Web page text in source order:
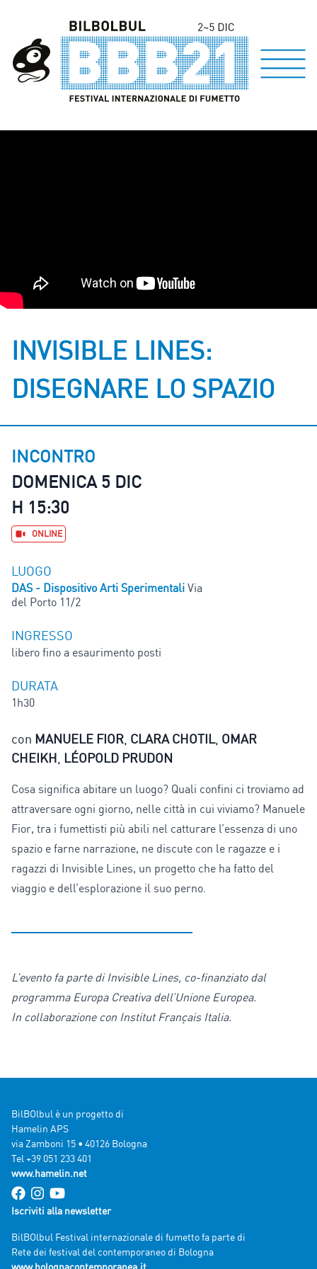
INVISIBLE LINES:
DISEGNARE LO SPAZIO
INCONTRO
DOMENICA 5 DIC
H 15:30
ONLINE
LUOGO
DAS - Dispositivo Arti Sperimentali Via
del Porto 11/2
INGRESSO
libero fino a esaurimento posti
DURATA
1h30
con MANUELE FIOR CLARA CHOTIL, OMAR
CHEIKH LÉOPOLD PRUDON
Cosa significa abitare un luogo? Quali confini ci troviamo ad
attraversare ogni giorno, nelle città in cui viviamo? Manuele
Fior, tra i fumettisti più abili nel catturare l’essenza di uno
spazio e farne narrazione, ne discute con le ragazze e i
ragazzi di Invisible Lines, un progetto che ha fatto del
viaggio e dell’esplorazione il suo perno.
L’evento fa parte di Invisible Lines, co-finanziato dal
programma Europa Creativa dell’Unione Europea.
In collaborazione con Institut Français Italia.
BilBOlbul è un progetto di
Hamelin APS
via Zamboni 15 • 40126 Bologna
Tel +39 051 233 401
www.hamelin.net
Iscriviti alla newsletter
BilBOlbul Festival internazionale di fumetto fa parte di
Rete dei festival del contemporaneo di Bologna
www.bolognacontemporanea.it